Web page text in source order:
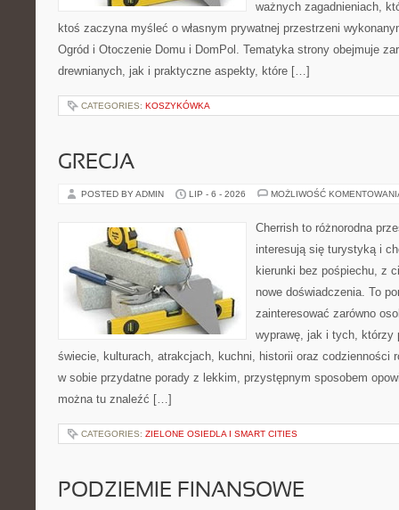
ważnych zagadnieniach,
ktoś zaczyna myśleć o własnym prywatnej przestrzeni
Ogród i Otoczenie Domu i DomPol. Tematyka strony obejmuje
drewnianych, jak i praktyczne aspekty, które […]
CATEGORIES: KOSZYKÓWKA
GRECJA
POSTED BY ADMIN LIP - 6 - 2026 MOŻLIWOŚĆ
Cherrish to różnorodna
interesują się turystyką i
kierunki bez pośpiechu, z
nowe doświadczenia. To
zainteresować zarówno
wyprawę, jak i tych, którzy
świecie, kulturach, atrakcjach, kuchni, historii oraz codzienności
w sobie przydatne porady z lekkim, przystępnym sposobem
można tu znaleźć […]
CATEGORIES: ZIELONE OSIEDLA I SMART CITIES
PODZIEMIE FINANSOWE